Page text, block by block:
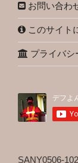
お問い合わ
このサイト
プライバシ
SANY0506-